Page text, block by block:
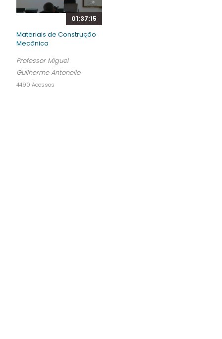
01:37:15
Materiais de Construção
Mecânica
Professor Miguel
Guilherme Antonello
4490 Acessos